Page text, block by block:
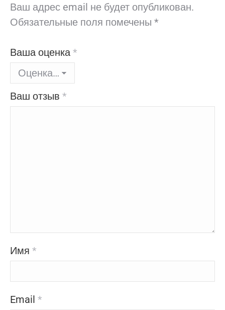
Ваш адрес email не будет опубликован.
Обязательные поля помечены *
Ваша оценка *
Ваш отзыв *
Имя *
Email *